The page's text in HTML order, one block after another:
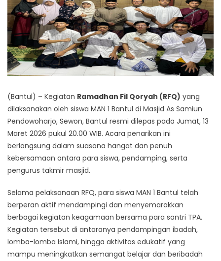
(Bantul) – Kegiatan Ramadhan Fil Qoryah (RFQ) yang
dilaksanakan oleh siswa MAN 1 Bantul di Masjid As Samiun
Pendowoharjo, Sewon, Bantul resmi dilepas pada Jumat, 13
Maret 2026 pukul 20.00 WIB. Acara penarikan ini
berlangsung dalam suasana hangat dan penuh
kebersamaan antara para siswa, pendamping, serta
pengurus takmir masjid.
Selama pelaksanaan RFQ, para siswa MAN 1 Bantul telah
berperan aktif mendampingi dan menyemarakkan
berbagai kegiatan keagamaan bersama para santri TPA.
Kegiatan tersebut di antaranya pendampingan ibadah,
lomba-lomba Islami, hingga aktivitas edukatif yang
mampu meningkatkan semangat belajar dan beribadah